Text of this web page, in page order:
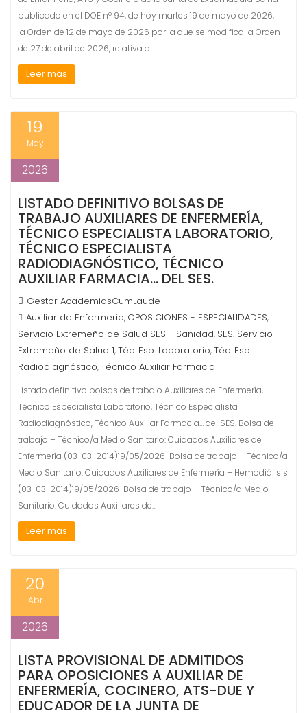
publicado en el DOE nº 94, de hoy martes 19 de mayo de 2026,
la Orden de 12 de mayo de 2026 por la que se modifica la Orden
de 27 de abril de 2026, relativa al…
Leer más
19
May
2026
LISTADO DEFINITIVO BOLSAS DE
TRABAJO AUXILIARES DE ENFERMERÍA,
TÉCNICO ESPECIALISTA LABORATORIO,
TÉCNICO ESPECIALISTA
RADIODIAGNÓSTICO, TÉCNICO
AUXILIAR FARMACIA… DEL SES.
Gestor AcademiasCumLaude
Auxiliar de Enfermería, OPOSICIONES - ESPECIALIDADES,
Servicio Extremeño de Salud SES - Sanidad, SES. Servicio
Extremeño de Salud 1,Téc. Esp. Laboratorio,Téc. Esp.
Radiodiagnóstico,Técnico Auxiliar Farmacia
Listado definitivo bolsas de trabajo Auxiliares de Enfermería,
Técnico Especialista Laboratorio, Técnico Especialista
Radiodiagnóstico, Técnico Auxiliar Farmacia… del SES. Bolsa de
trabajo – Técnico/a Medio Sanitario: Cuidados Auxiliares de
Enfermería (03-03-2014)19/05/2026 Bolsa de trabajo – Técnico/a
Medio Sanitario: Cuidados Auxiliares de Enfermería – Hemodiálisis
(03-03-2014)19/05/2026 Bolsa de trabajo – Técnico/a Medio
Sanitario: Cuidados Auxiliares de…
Leer más
20
Abr
2026
LISTA PROVISIONAL DE ADMITIDOS
PARA OPOSICIONES A AUXILIAR DE
ENFERMERÍA, COCINERO, ATS-DUE Y
EDUCADOR DE LA JUNTA DE